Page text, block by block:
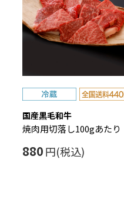
国産黒毛和牛
焼肉用切落し100gあたり
880円(税込)